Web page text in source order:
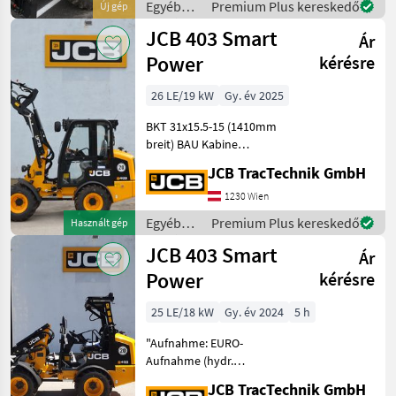
Új gép
vieles m
Egyéb
mezőgazdasági
erőgépek
/ JCB
Premium Plus kereskedő
Használt gép
JCB 403 Smart
Power
Ár
kérésre
26 LE/19 kW
Gy. év 2025
BKT 31x15.5-15 (1410mm
breit) BAU Kabine
und Radiovorbereitung
Differentialsperre 100 % vo.
+ hi. / 20 km/h Achsen
"Arbeitsscheinwerf
JCB TracTechnik GmbH
1230 Wien
Egyéb
mezőgazdasági
erőgépek
/ JCB
Premium Plus kereskedő
JCB 403 Smart
Power
Ár
kérésre
25 LE/18 kW Gy. év 2024
5 h
"Aufnahme: EURO-
Aufnahme (hydr.
JCB TracTechnik GmbH